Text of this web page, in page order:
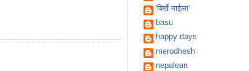
'बिर्खे माईला'
basu
happy days
merodhesh
nepalean